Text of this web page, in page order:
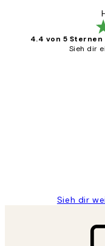
4.4 von 5 Sternen
Sieh dir
Sieh dir